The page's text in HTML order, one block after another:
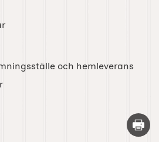
och hemleverans
Skriv